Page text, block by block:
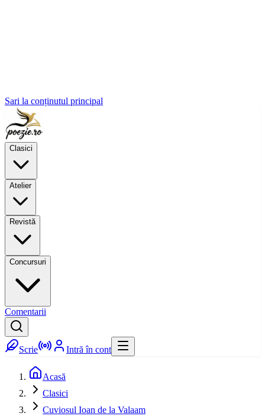
Sari la conținutul principal
Clasici
Atelier
Revistă
Concursuri
Comentarii
Scrie Intră în cont
Acasă
Clasici
Cuviosul Ioan de la Valaam